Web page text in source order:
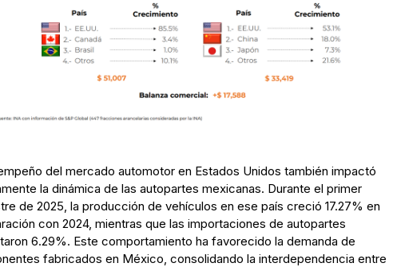
del mercado automotor en Estados Unidos también impactó
la dinámica de las autopartes mexicanas. Durante el primer
de 2025, la producción de vehículos en ese país creció 17.27% en
con 2024, mientras que las importaciones de autopartes
6.29%. Este comportamiento ha favorecido la demanda de
fabricados en México, consolidando la interdependencia entre